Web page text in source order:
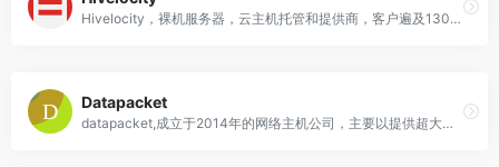
Hivelocity，裸机服务器，云主机托管和提供商，客户遍及130多个国家
Datapacket
datapacket,成立于2014年的网络主机公司，主要以提供超大带宽、超大流量的服务器